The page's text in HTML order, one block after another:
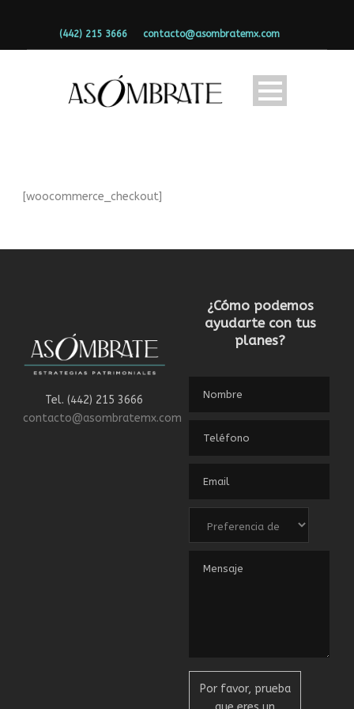
(442) 215 3666 contacto@asombratemx.com
[woocommerce_checkout]
Tel. (442) 215 3666
contacto@asombratemx.com
¿Cómo podemos
ayudarte con tus
planes?
Por favor, prueba